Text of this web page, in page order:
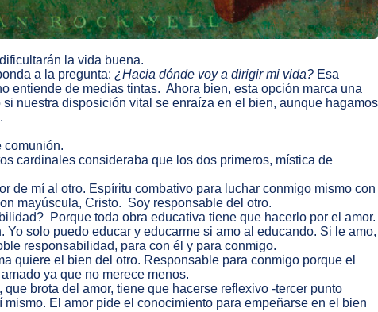
la vida buena.
a la pregunta: ¿Hacia dónde voy a dirigir mi vida? Esa
entiende de medias tintas. Ahora bien, esta opción marca una
nuestra disposición vital se enraíza en el bien, aunque hagamos
comunión.
cardinales consideraba que los dos primeros, mística de
de mí al otro. Espíritu combativo para luchar conmigo mismo con
mayúscula, Cristo. Soy responsable del otro.
Porque toda obra educativa tiene que hacerlo por el amor.
Yo solo puedo educar y educarme si amo al educando. Si le amo,
responsabilidad, para con él y para conmigo.
quiere el bien del otro. Responsable para conmigo porque el
ya que no merece menos.
brota del amor, tiene que hacerse reflexivo -tercer punto
El amor pide el conocimiento para empeñarse en el bien